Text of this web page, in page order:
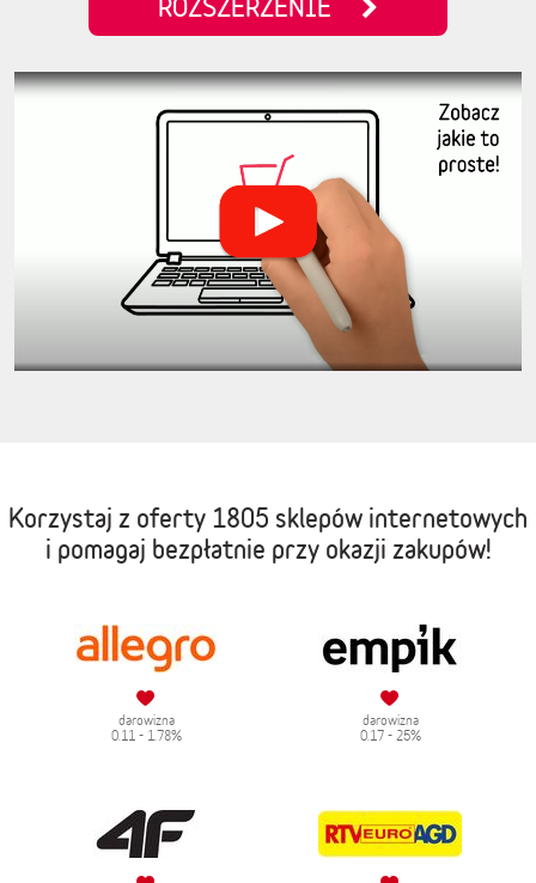
ROZSZERZENIE
Korzystaj z oferty 1805 sklepów internetowych
i pomagaj bezpłatnie przy okazji zakupów!
darowizna
0.11 - 1.78%
darowizna
0.17 - 25%